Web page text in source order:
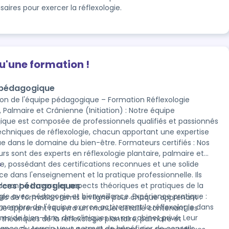
pour exercer la réflexologie.
formation !
de l'équipe pédagogique – Formation Réflexologie
et Crânienne (Initiation) : Notre équipe
est composée de professionnels qualifiés et passionnés
de réflexologie, chacun apportant une expertise
le domaine du bien-être. Formateurs certifiés : Nos
sont des experts en réflexologie plantaire, palmaire et
possédant des certifications reconnues et une solide
dans l'enseignement et la pratique professionnelle. Ils
à travers les aspects théoriques et pratiques de la
avec pédagogie et bienveillance. Expérience pratique :
de l'équipe exerce activement la réflexologie dans
de bien-être, des cliniques ou en cabinet privé. Leur
pédagogiques
de formation remis en ligne pour chaque apprenant :
apprenant recevra un manuel détaillé contenant les
théoriques de la réflexologie plantaire, palmaire et